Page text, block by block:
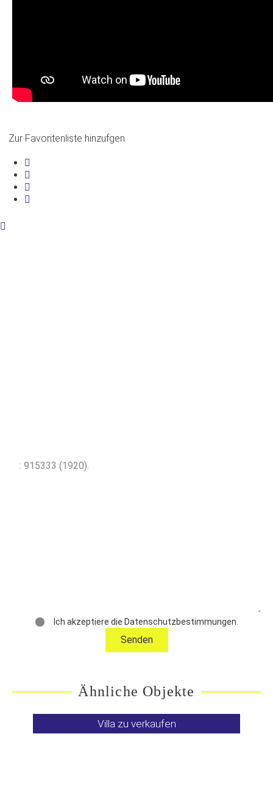
Zur Favoritenliste hinzufgen
Ich akzeptiere die Datenschutzbestimmungen.
Ähnliche Objekte
Villa zu verkaufen